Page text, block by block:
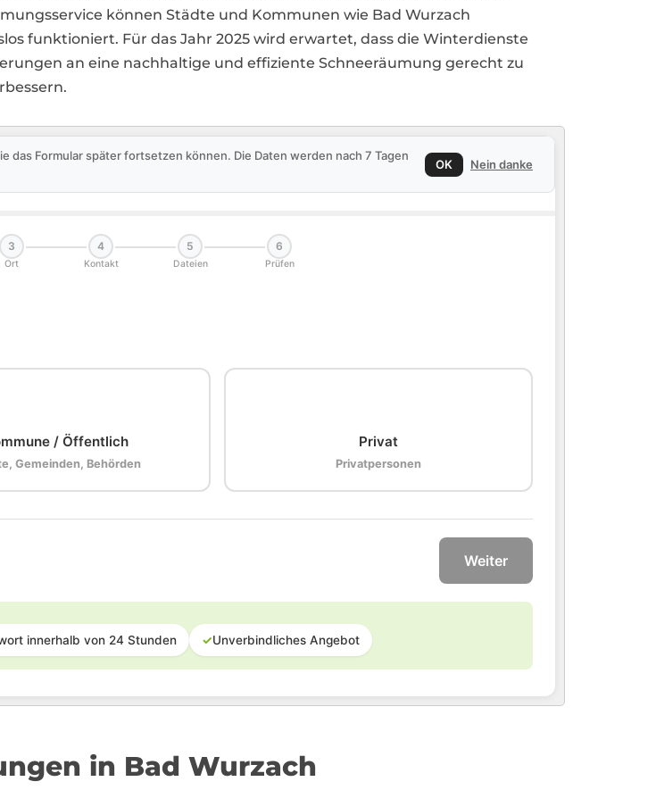
können Städte und Kommunen wie Bad Wurzach
funktioniert. Für das Jahr 2025 wird erwartet, dass die Winterdienste
an eine nachhaltige und effiziente Schneeräumung gerecht zu
Formular später fortsetzen können. Die Daten werden nach 7 Tagen
OK Nein danke
3
Ort
4
Kontakt
5
Dateien
6
Prüfen
/ Öffentlich
Gemeinden, Behörden
Privat
Privatpersonen
Weiter
innerhalb von 24 Stunden ✓Unverbindliches Angebot
in Bad Wurzach